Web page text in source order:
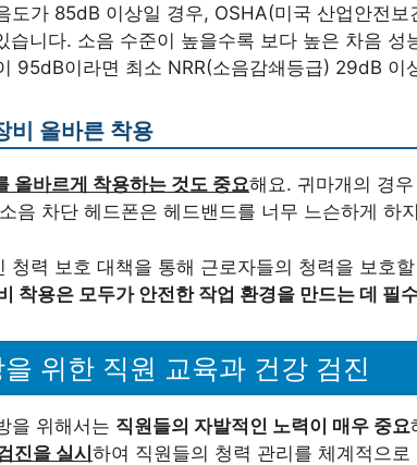
도가 85dB 이상일 경우, OSHA(미국 산업안전보
습니다. 소음 수준이 높을수록 보다 높은 차음 성
95dB이라면 최소 NRR(소음감쇄등급) 29dB 이
비 올바른 착용
올바르게 착용하는 것도 중요해요. 귀마개의 경
음 차단 헤드폰은 헤드밴드를 너무 느슨하게 하
청력 보호 대책을 통해 근로자들의 청력을 보호
착용은 모두가 안전한 작업 환경을 만드는 데 필
위한 직원 교육과 건강 검진
을 위해서는 직원들의 자발적인 노력이 매우 중요
진을 실시하여 직원들의 청력 관리를 체계적으로